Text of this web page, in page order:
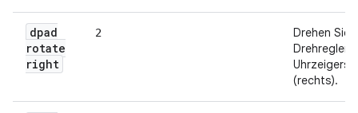
dpad
rotate
right
2
Drehen Sie
Drehregler
(rechts).